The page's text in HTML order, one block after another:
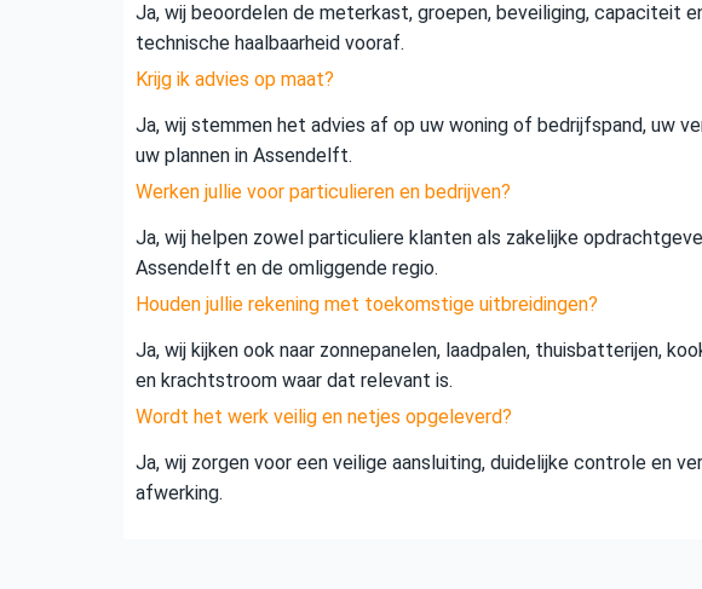
Ja, wij beoordelen de meterkast, groepen, beveiliging, capaciteit
technische haalbaarheid vooraf.
Krijg ik advies op maat?
Ja, wij stemmen het advies af op uw woning of bedrijfspand, uw
uw plannen in Assendelft.
Werken jullie voor particulieren en bedrijven?
Ja, wij helpen zowel particuliere klanten als zakelijke
Assendelft en de omliggende regio.
Houden jullie rekening met toekomstige uitbreidingen?
Ja, wij kijken ook naar zonnepanelen, laadpalen, thuisbatterijen,
en krachtstroom waar dat relevant is.
Wordt het werk veilig en netjes opgeleverd?
Ja, wij zorgen voor een veilige aansluiting, duidelijke controle en
afwerking.